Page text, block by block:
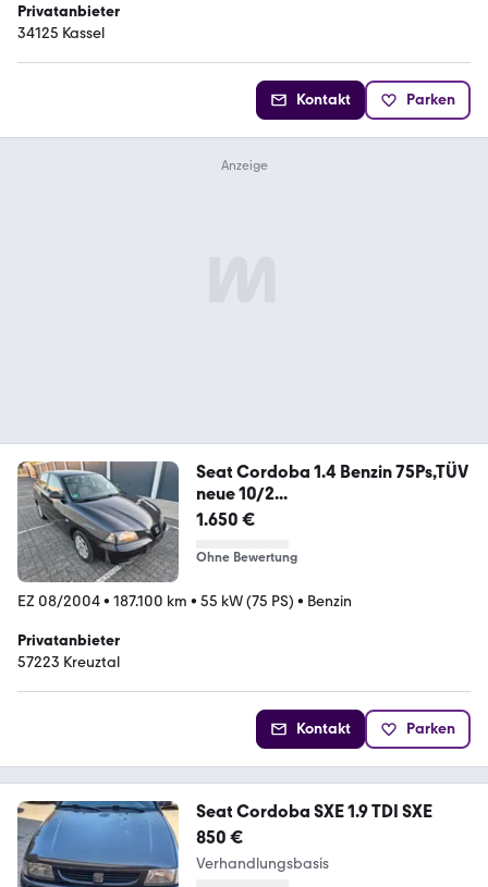
Privatanbieter
34125 Kassel
Kontakt Parken
Seat Cordoba 1.4 Benzin 75Ps,TÜV
neue 10/2...
1.650 €
Ohne Bewertung
EZ 08/2004• 187.100 km • 55 kW (75 PS) • Benzin
Privatanbieter
57223 Kreuztal
Kontakt Parken
Seat Cordoba SXE 1.9 TDI SXE
850 €
Verhandlungsbasis